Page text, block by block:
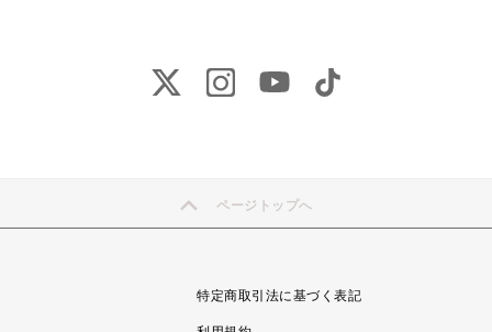
ページトップへ
特定商取引法に基づく表記